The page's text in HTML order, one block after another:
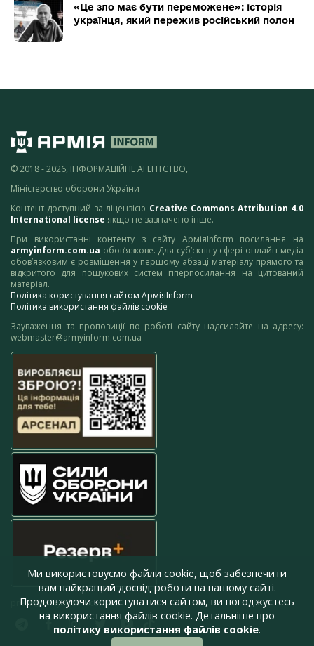
«Це зло має бути переможене»: історія
українця, який пережив російський полон
© 2018 - 2026, ІНФОРМАЦІЙНЕ АГЕНТСТВО,
Міністерство оборони України
Контент доступний за ліцензією Creative Commons Attribution 4.0
International license якщо не зазначено інше.
При використанні контенту з сайту АрміяInform посилання на
armyinform.com.ua обов’язкове. Для суб’єктів у сфері онлайн-медіа
обов’язковим є розміщення у першому абзаці матеріалу прямого та
відкритого для пошукових систем гіперпосилання на цитований
матеріал.
Політика користування сайтом АрміяInform
Політика використання файлів cookie
Зауваження та пропозиції по роботі сайту надсилайте на адресу:
webmaster@armyinform.com.ua
press@armyinform.com.ua
Ми використовуємо файли cookie, щоб забезпечити
вам найкращий досвід роботи на нашому сайті.
Продовжуючи користуватися сайтом, ви погоджуєтесь
на використання файлів cookie. Детальніше про
політику використання файлів cookie.